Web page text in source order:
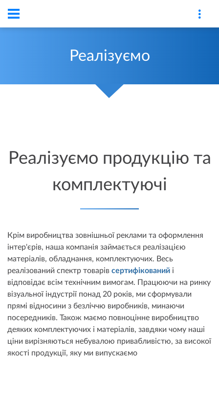
Реалізуємо
Реалізуємо продукцію та
комплектуючі
Крім виробництва зовнішньої реклами та оформлення
інтер'єрів, наша компанія займається реалізацією
матеріалів, обладнання, комплектуючих. Весь
реалізований спектр товарів сертифікований і
відповідає всім технічним вимогам. Працюючи на ринку
візуальної індустрії понад 20 років, ми сформували
прямі відносини з безліччю виробників, минаючи
посередників. Також маємо повноцінне виробництво
деяких комплектуючих і матеріалів, завдяки чому наші
ціни вирізняються небувалою привабливістю, за високої
якості продукції, яку ми випускаємо